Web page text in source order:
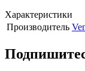
Характеристики
Производитель